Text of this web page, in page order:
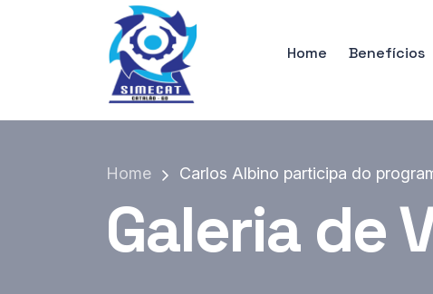
Home Benefícios
Home Carlos Albino participa do
Galeria de